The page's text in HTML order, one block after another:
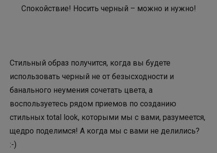
Спокойствие! Носить черный – можно и нужно!
Стильный образ получится, когда вы будете
использовать черный не от безысходности и
банального неумения сочетать цвета, а
воспользуетесь рядом приемов по созданию
стильных total look, которыми мы с вами, разумеется,
щедро поделимся! А когда мы с вами не делились?
:-)